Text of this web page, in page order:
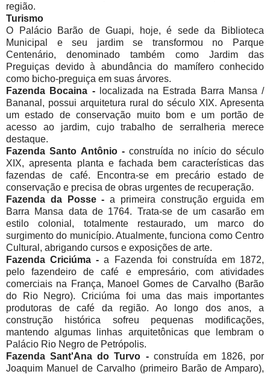
região.
Turismo
O Palácio Barão de Guapi, hoje, é sede da Biblioteca
Municipal e seu jardim se transformou no Parque
Centenário, denominado também como Jardim das
Preguiças devido à abundância do mamífero conhecido
como bicho-preguiça em suas árvores.
Fazenda Bocaina -localizada na Estrada Barra Mansa /
Bananal, possui arquitetura rural do século XIX. Apresenta
um estado de conservação muito bom e um portão de
acesso ao jardim, cujo trabalho de serralheria merece
destaque.
Fazenda Santo Antônio -construída no início do século
XIX, apresenta planta e fachada bem características das
fazendas de café. Encontra-se em precário estado de
conservação e precisa de obras urgentes de recuperação.
Fazenda da Posse - a primeira construção erguida em
Barra Mansa data de 1764. Trata-se de um casarão em
estilo colonial, totalmente restaurado, um marco do
surgimento do município. Atualmente, funciona como Centro
Cultural, abrigando cursos e exposições de arte.
Fazenda Criciúma - a Fazenda foi construída em 1872,
pelo fazendeiro de café e empresário, com atividades
comerciais na França, Manoel Gomes de Carvalho (Barão
do Rio Negro). Criciúma foi uma das mais importantes
produtoras de café da região. Ao longo dos anos, a
construção histórica sofreu pequenas modificações,
mantendo algumas linhas arquitetônicas que lembram o
Palácio Rio Negro de Petrópolis.
Fazenda Sant'Ana do Turvo -construída em 1826, por
Joaquim Manuel de Carvalho (primeiro Barão de Amparo),